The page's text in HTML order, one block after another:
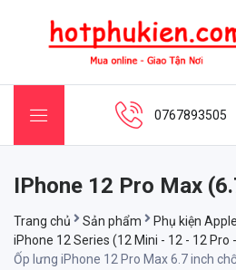
0767893505
IPhone 12 Pro Max
Trang chủ Sản phẩm Phụ kiện Apple
iPhone 12 Series (12 Mini - 12 - 12 Pro
Ốp lưng iPhone 12 Pro Max 6.7 inch